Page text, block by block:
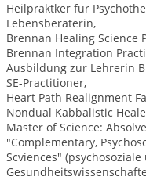
Heilpraktker für
Lebensberaterin,
Brennan Healing Science
Brennan Integration
Ausbildung zur Lehrerin
SE-Practitioner,
Heart Path Realignment
Nondual Kabbalistic
Master of Science:
"Complementary,
Scviences"